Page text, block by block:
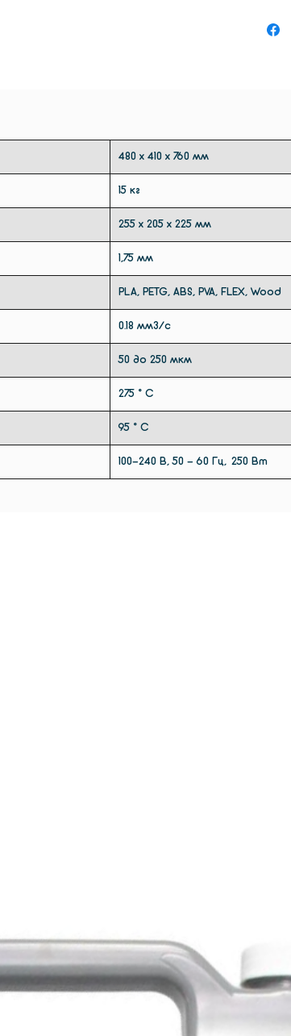
общий
480 х 410 х 760 мм
15 кг
255 х 205 х 225 мм
1,75 мм
PLA, PETG, ABS, PVA, FLEX, Wood
0.18 мм3/с
50 до 250 мкм
275 ° C
95 ° С
100-240 В, 50 - 60 Гц, 250 Вт